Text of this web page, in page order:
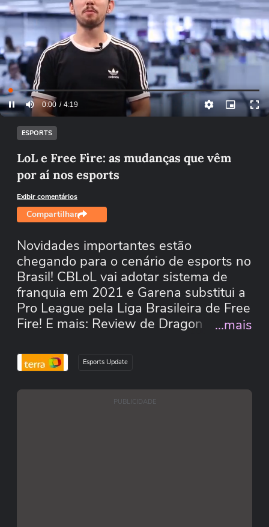
PauseMutarCurrent
TimeÂ
0:01 / DurationÂ
4:19
Loaded:
13.87%
Picture-
Picture
ESPORTS
LoL e Free Fire: as mudanças que vêm
por aí nos esports
Exibir comentários
Compartilhar
Novidades importantes estão
chegando para o cenário de esports no
Brasil! CBLoL vai adotar sistema de
franquia em 2021 e Garena substitui a
Pro League pela Liga Brasileira de Free
Fire! E mais: Review de Dragon Ball Z:
sendo produzidos.
...mais
Esports Update
PUBLICIDADE